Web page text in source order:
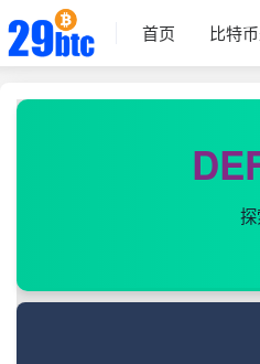
首页 比特